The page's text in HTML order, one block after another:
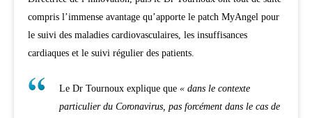
compris l’immense avantage qu’apporte le patch MyAngel pour
le suivi des maladies cardiovasculaires, les insuffisances
cardiaques et le suivi régulier des patients.
Le Dr Tournoux explique que « dans le contexte
particulier du Coronavirus, pas forcément dans le cas de